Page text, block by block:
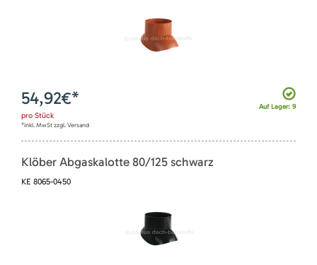
Auf Lager: 9
54,92€*
pro Stück
*inkl. MwSt zzgl. Versand
Klöber Abgaskalotte 80/125 schwarz
KE 8065-0450